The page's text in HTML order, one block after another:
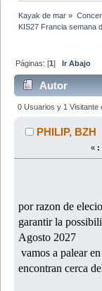
Kayak de mar »
KIS27 Francia semana
Páginas: [1]Ir Abajo
Autor
de kayak
0 Usuarios y 1 Visitante
PHILIP, BZH
« :
por razon de
garantir la
Agosto 2027
vamos a palear
encontran cerca